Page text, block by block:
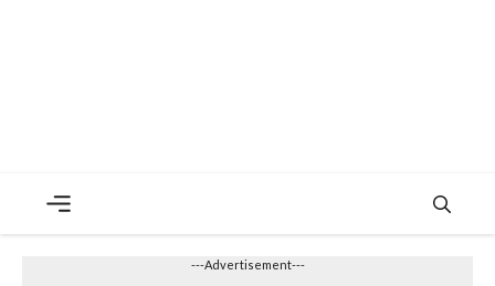
---Advertisement---